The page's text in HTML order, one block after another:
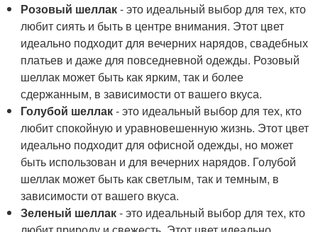
Розовый шеллак- это идеальный выбор для тех, кто
любит сиять и быть в центре внимания. Этот цвет
идеально подходит для вечерних нарядов, свадебных
платьев и даже для повседневной одежды. Розовый
шеллак может быть как ярким, так и более
сдержанным, в зависимости от вашего вкуса.
Голубой шеллак- это идеальный выбор для тех, кто
любит спокойную и уравновешенную жизнь. Этот цвет
идеально подходит для офисной одежды, но может
быть использован и для вечерних нарядов. Голубой
шеллак может быть как светлым, так и темным, в
зависимости от вашего вкуса.
Зеленый шеллак- это идеальный выбор для тех, кто